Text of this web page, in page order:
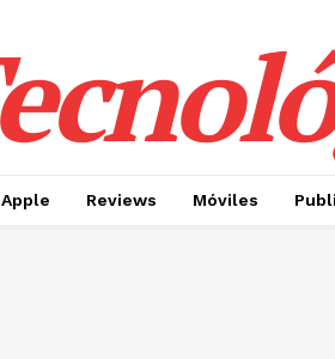
Apple Reviews Móviles